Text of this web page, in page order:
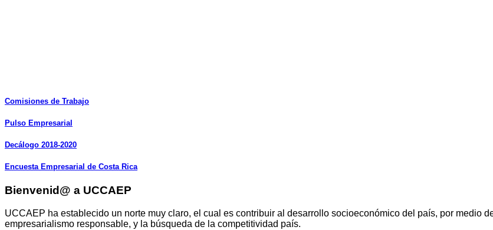
Comisiones de Trabajo
Pulso Empresarial
Decálogo 2018-2020
Encuesta Empresarial de Costa Rica
Bienvenid@ a UCCAEP
UCCAEP ha establecido un norte muy claro, el cual es contribuir al desarrollo socioeconómico del país, por medio
empresarialismo responsable, y la búsqueda de la competitividad país.